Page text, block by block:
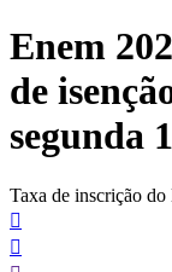
conteúdo
Enem
de
segunda
Taxa de inscrição